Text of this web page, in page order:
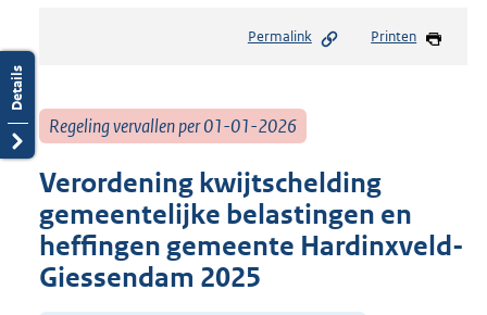
Permalink Printen
Regeling vervallen per 01-01-2026
Verordening kwijtschelding
gemeentelijke belastingen en
heffingen gemeente Hardinxveld-
Giessendam 2025